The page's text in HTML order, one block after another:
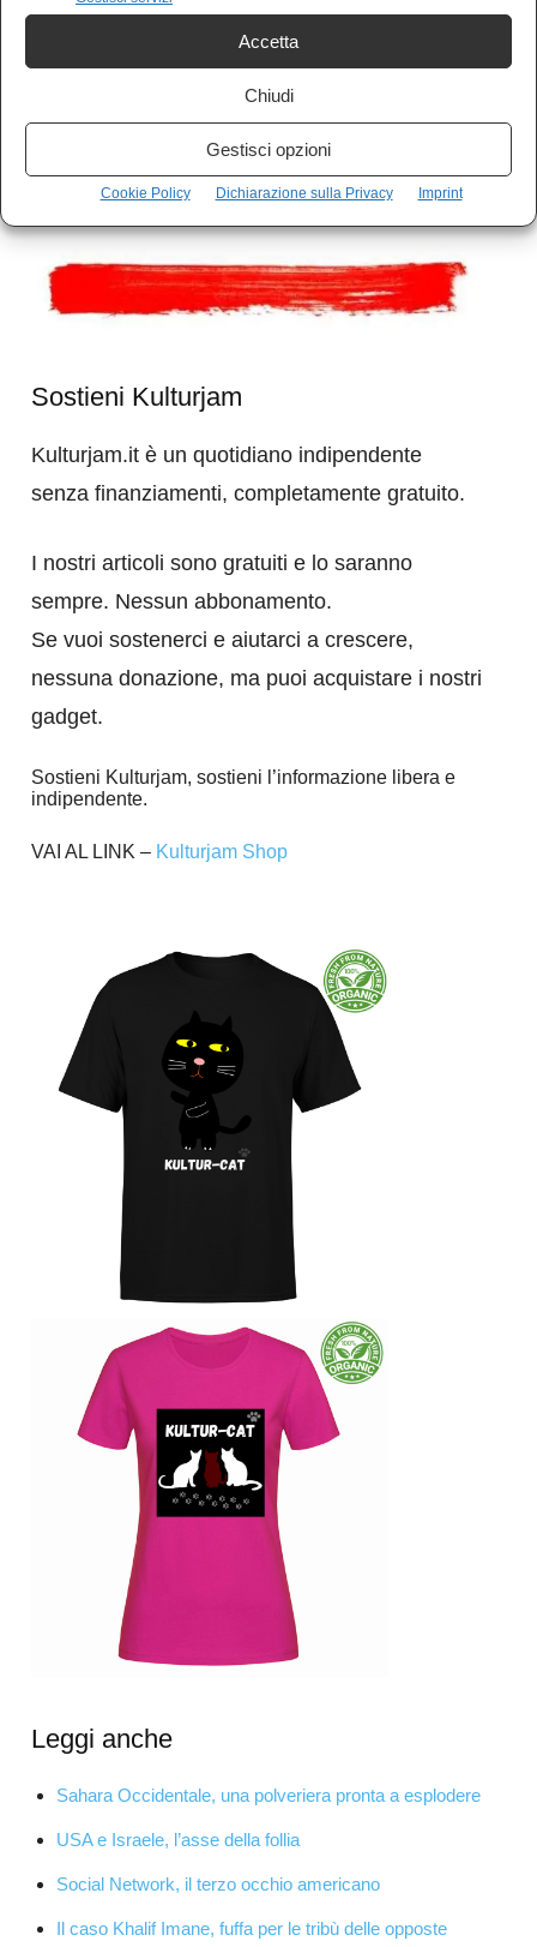
Accetta
Chiudi
Gestisci opzioni
Cookie Policy Dichiarazione sulla Privacy Imprint
Non ci resterà quindi che difendere non solo le
immenso, impossibile universo che ci guarda
dritto negli occhi”.
Sostieni Kulturjam
Kulturjam.it è un quotidiano indipendente
senza finanziamenti, completamente gratuito.
I nostri articoli sono gratuiti e lo saranno
sempre. Nessun abbonamento.
Se vuoi sostenerci e aiutarci a crescere,
nessuna donazione, ma puoi acquistare i nostri
gadget.
Sostieni Kulturjam, sostieni l’informazione libera e
indipendente.
VAI AL LINK – Kulturjam Shop
Leggi anche
Sahara Occidentale, una polveriera pronta a esplodere
USA e Israele, l’asse della follia
Social Network, il terzo occhio americano
Il caso Khalif Imane, fuffa per le tribù delle opposte